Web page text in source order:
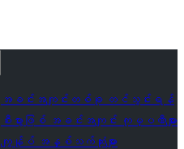
အခင်းအကျင်းတစ်ခု တင်သွင်းရန်
စီးပွားဖြစ် အခင်းအကျင်း ကုမ္ပဏီများ
ကျွန်ုပ် အနှစ်သက်ဆုံးများ